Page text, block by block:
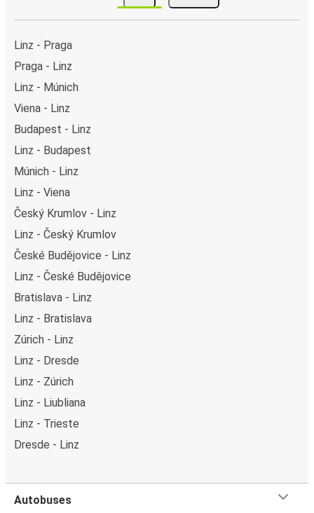
Linz - Praga
Praga - Linz
Linz - Múnich
Viena - Linz
Budapest - Linz
Linz - Budapest
Múnich - Linz
Linz - Viena
Český Krumlov - Linz
Linz - Český Krumlov
České Budějovice - Linz
Linz - České Budějovice
Bratislava - Linz
Linz - Bratislava
Zúrich - Linz
Linz - Dresde
Linz - Zúrich
Linz - Liubliana
Linz - Trieste
Dresde - Linz
Autobuses